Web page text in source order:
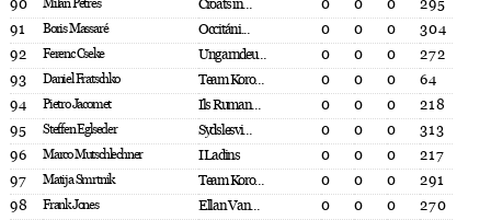
90
Milan Petres Croats in... 0 0 0
295
91
Boris Massaré Occitáni... 0 0 0
304
92
Ferenc Cseke Ungarndeu... 0 0 0
272
93
Daniel Fratschko Team Koro... 0 0 0
64
94
Pietro Jacomet Ils Ruman... 0 0 0
218
95
Steffen Eglseder Sydslesvi... 0 0 0
313
96
Marco Mutschlechner I Ladins 0 0 0
217
97
Matija Smrtnik Team Koro... 0 0 0
291
98
Frank Jones Ellan Van... 0 0 0
270